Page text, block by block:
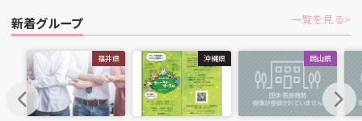
新着グループ 一覧を見る
福井県 沖縄県 岡山県
chevron_left chevron_right